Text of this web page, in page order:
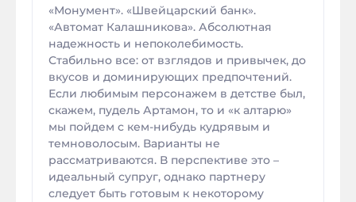
«Монумент». «Швейцарский банк».
«Автомат Калашникова». Абсолютная
надежность и непоколебимость.
Стабильно все: от взглядов и привычек, до
вкусов и доминирующих предпочтений.
Если любимым персонажем в детстве был,
скажем, пудель Артамон, то и «к алтарю»
мы пойдем с кем-нибудь кудрявым и
темноволосым. Варианты не
рассматриваются. В перспективе это –
идеальный супруг, однако партнеру
следует быть готовым к некоторому